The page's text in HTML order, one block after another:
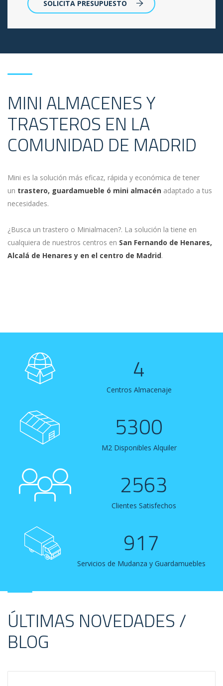
SOLICITA PRESUPUESTO
MINI ALMACENES Y
TRASTEROS EN LA
COMUNIDAD DE MADRID
Mini es la solución más eficaz, rápida y económica de tener
un trastero, guardamueble ó mini almacén adaptado a tus
necesidades.
¿Busca un trastero o Minialmacen?. La solución la tiene en
cualquiera de nuestros centros en San Fernando de Henares,
Alcalá de Henares y en el centro de Madrid.
4
Centros Almacenaje
5300
M2 Disponibles Alquiler
2563
Clientes Satisfechos
917
Servicios de Mudanza y Guardamuebles
ÚLTIMAS NOVEDADES /
BLOG